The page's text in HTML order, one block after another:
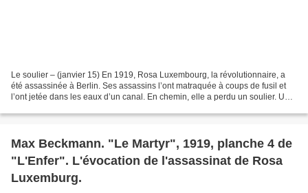
Le soulier – (janvier 15) En 1919, Rosa Luxembourg, la révolutionnaire, a
été assassinée à Berlin. Ses assassins l’ont matraquée à coups de fusil et
l’ont jetée dans les eaux d’un canal. En chemin, elle a perdu un soulier. Une
Max Beckmann. "Le Martyr", 1919, planche 4 de
"L'Enfer". L'évocation de l'assassinat de Rosa
Luxemburg.